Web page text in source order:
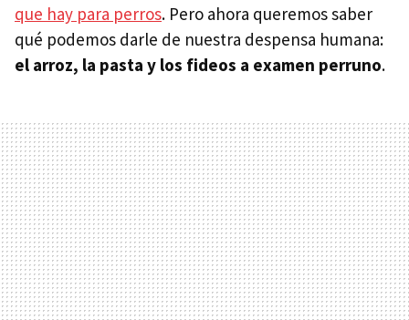
que hay para perros. Pero ahora queremos saber
qué podemos darle de nuestra despensa humana:
el arroz, la pasta y los fideos a examen perruno.